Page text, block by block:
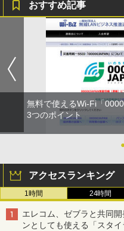
おすすめ記事
無料で使えるWi-Fi「
3つのポイント
アクセスランキング
1時間 24時間
エレコム、ゼブラと共同
ンとしても使える「スタ